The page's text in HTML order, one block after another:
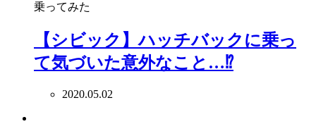
乗ってみた
【シビック】ハッチバックに乗っ
て気づいた意外なこと…⁉
2020.05.02